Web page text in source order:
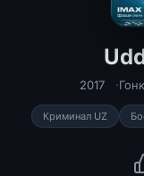
2017
Криминал UZ